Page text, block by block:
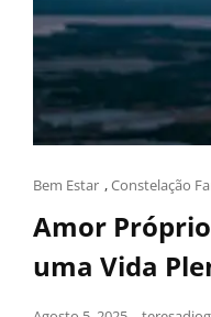
Bem Estar ,Constelação
Amor
uma Vida